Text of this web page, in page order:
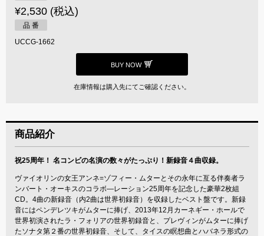
¥2,530 (税込)
品 番
UCCG-1662
BUY NOW
在庫情報は購入先にてご確認ください。
商品紹介
祝25周年！ 名コンビの名演の数々がたっぷり！新録音４曲収録。
ヴァイオリンの女王アンネ=ゾフィー・ムターとその永年に亙る伴奏者ラ
ンバート・オーキスのコラボ―レーション25周年を記念した豪華2枚組
CD。4曲の新録音（内2曲は世界初録音）を収録したベスト盤です。新録
音にはペンデレツキがムターに捧げ、2013年12月カーネギー・ホールで
世界初演されたラ・フォリアの世界初録音と、プレヴィンがムターに捧げ
たソナタ第２番の世界初録音、そして、タイスの瞑想曲とハバネラ形式の